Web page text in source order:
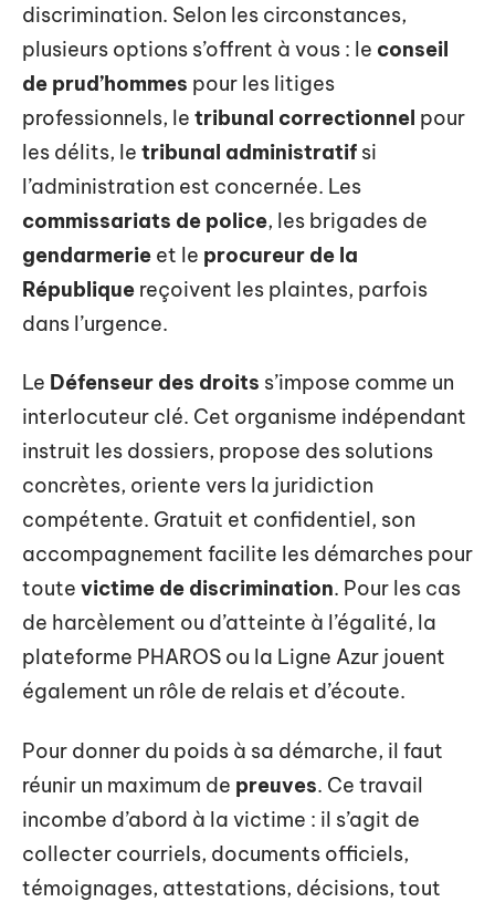
discrimination. Selon les circonstances,
plusieurs options s’offrent à vous : le conseil
de prud’hommes pour les litiges
professionnels, le tribunal correctionnel pour
les délits, le tribunal administratif si
l’administration est concernée. Les
commissariats de police, les brigades de
gendarmerie et le procureur de la
République reçoivent les plaintes, parfois
dans l’urgence.
Le Défenseur des droits s’impose comme un
interlocuteur clé. Cet organisme indépendant
instruit les dossiers, propose des solutions
concrètes, oriente vers la juridiction
compétente. Gratuit et confidentiel, son
accompagnement facilite les démarches pour
toute victime de discrimination. Pour les cas
de harcèlement ou d’atteinte à l’égalité, la
plateforme PHAROS ou la Ligne Azur jouent
également un rôle de relais et d’écoute.
Pour donner du poids à sa démarche, il faut
réunir un maximum de preuves. Ce travail
incombe d’abord à la victime : il s’agit de
collecter courriels, documents officiels,
témoignages, attestations, décisions, tout